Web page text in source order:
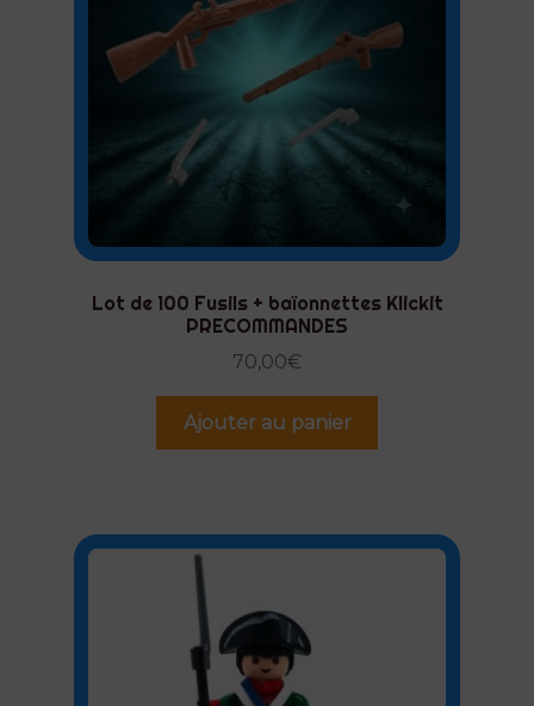
Lot de 100 Fusils + baïonnettes Klickit
PRECOMMANDES
70,00€
Ajouter au panier